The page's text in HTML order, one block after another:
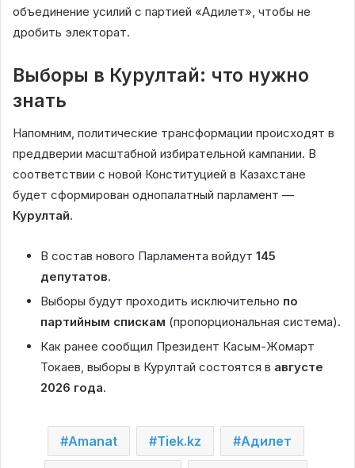
объединение усилий с партией «Адилет», чтобы не
дробить электорат.
Выборы в Курултай: что нужно
знать
Напомним, политические трансформации происходят в
преддверии масштабной избирательной кампании. В
соответствии с новой Конституцией в Казахстане
будет сформирован однопалатный парламент —
Курултай.
В состав нового Парламента войдут 145
депутатов.
Выборы будут проходить исключительно по
партийным спискам (пропорциональная система).
Как ранее сообщил Президент Касым-Жомарт
Токаев, выборы в Курултай состоятся в августе
2026 года.
Amanat Tiek.kz Адилет